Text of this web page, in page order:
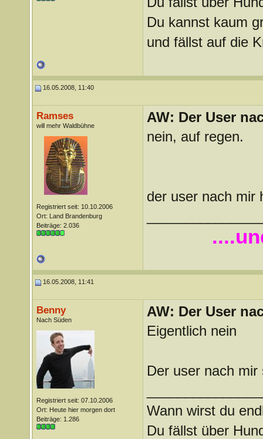
Du kannst kaum
und fällst auf die
16.05.2008, 11:40
Ramses
will mehr Waldbühne
Registriert seit: 10.10.2006
Ort: Land Brandenburg
Beiträge: 2.036
AW: Der User
nein, auf regen.
der user nach mir
16.05.2008, 11:41
Benny
Nach Süden
Registriert seit: 07.10.2006
Ort: Heute hier morgen dort
Beiträge: 1.286
AW: Der User
Eigentlich nein
Der user nach
Wann wirst du
Du fällst über